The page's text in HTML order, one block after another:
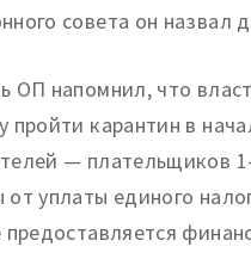
совета он назвал
ОП напомнил, что
пройти карантин в
— плательщиков
уплаты единого